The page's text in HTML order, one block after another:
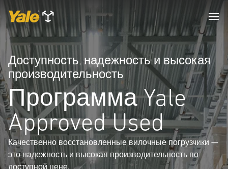
Доступность, надежность и высокая
производительность
Программа Yale
Approved Used
Качественно восстановленные вилочные погрузчики —
это надежность и высокая производительность по
доступной цене.